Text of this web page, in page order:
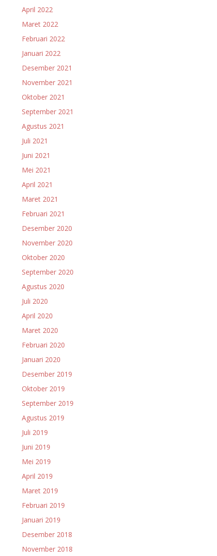
April 2022
Maret 2022
Februari 2022
Januari 2022
Desember 2021
November 2021
Oktober 2021
September 2021
Agustus 2021
Juli 2021
Juni 2021
Mei 2021
April 2021
Maret 2021
Februari 2021
Desember 2020
November 2020
Oktober 2020
September 2020
Agustus 2020
Juli 2020
April 2020
Maret 2020
Februari 2020
Januari 2020
Desember 2019
Oktober 2019
September 2019
Agustus 2019
Juli 2019
Juni 2019
Mei 2019
April 2019
Maret 2019
Februari 2019
Januari 2019
Desember 2018
November 2018